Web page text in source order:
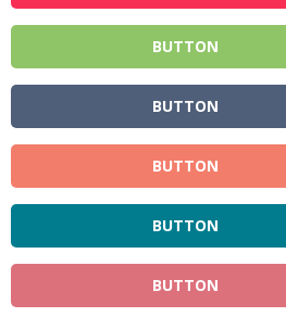
BUTTON
BUTTON
BUTTON
BUTTON
BUTTON